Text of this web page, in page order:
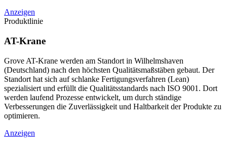
Anzeigen
Produktlinie
AT-Krane
Grove AT-Krane werden am Standort in Wilhelmshaven
(Deutschland) nach den höchsten Qualitätsmaßstäben gebaut. Der
Standort hat sich auf schlanke Fertigungsverfahren (Lean)
spezialisiert und erfüllt die Qualitätsstandards nach ISO 9001. Dort
werden laufend Prozesse entwickelt, um durch ständige
Verbesserungen die Zuverlässigkeit und Haltbarkeit der Produkte zu
optimieren.
Anzeigen